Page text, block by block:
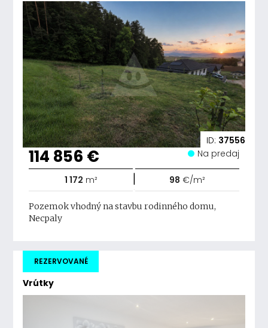
ID: 37556
114 856 € Na predaj
1 172 m² | 98 €/m²
Pozemok vhodný na stavbu rodinného domu,
Necpaly
Vrútky
REZERVOVANÉ